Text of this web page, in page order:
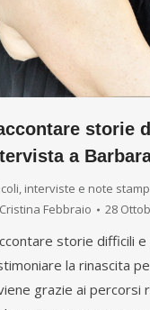
storie
a
interviste e note
Cristina Febbraio 28
storie difficili
la rinascita
grazie ai percorsi